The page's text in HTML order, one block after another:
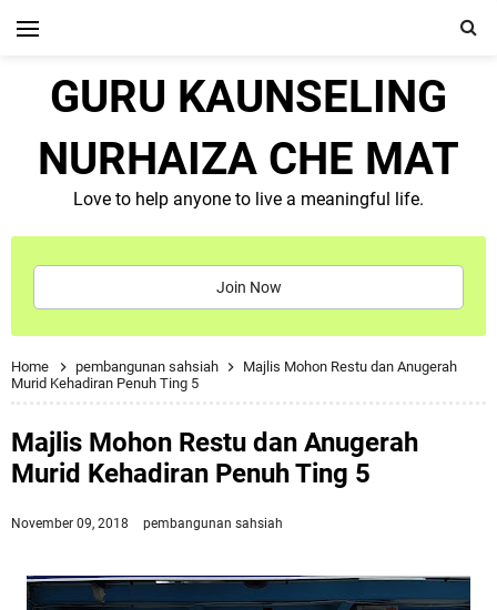
GURU KAUNSELING
NURHAIZA CHE MAT
Love to help anyone to live a meaningful life.
Join Now
Home pembangunan sahsiah
Majlis Mohon Restu dan Anugerah
Murid Kehadiran Penuh Ting 5
Majlis Mohon Restu dan Anugerah
Murid Kehadiran Penuh Ting 5
November 09, 2018 pembangunan sahsiah